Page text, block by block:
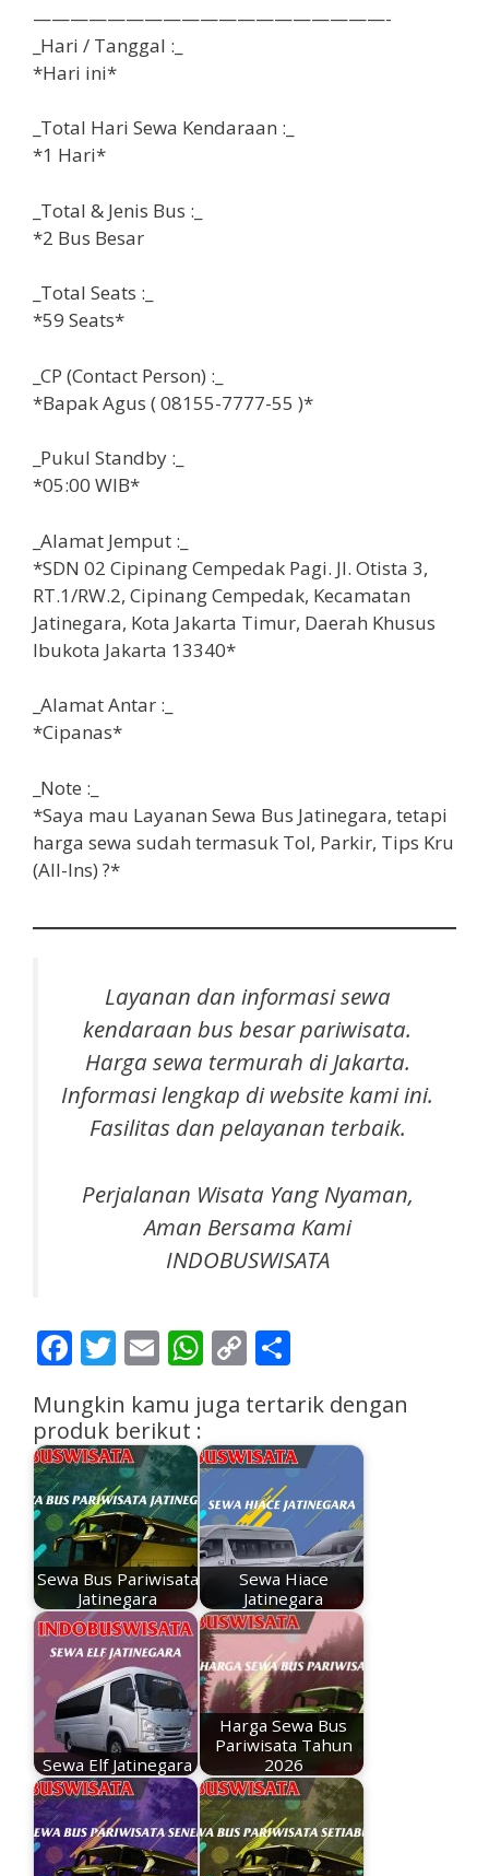
———————————————————-
_Hari / Tanggal :_
*Hari ini*
_Total Hari Sewa Kendaraan :_
*1 Hari*
_Total & Jenis Bus :_
*2 Bus Besar
_Total Seats :_
*59 Seats*
_CP (Contact Person) :_
*Bapak Agus ( 08155-7777-55 )*
_Pukul Standby :_
*05:00 WIB*
_Alamat Jemput :_
*SDN 02 Cipinang Cempedak Pagi. Jl. Otista 3,
RT.1/RW.2, Cipinang Cempedak, Kecamatan
Jatinegara, Kota Jakarta Timur, Daerah Khusus
Ibukota Jakarta 13340*
_Alamat Antar :_
*Cipanas*
_Note :_
*Saya mau Layanan Sewa Bus Jatinegara, tetapi
harga sewa sudah termasuk Tol, Parkir, Tips Kru
(All-Ins) ?*
Layanan dan informasi sewa
kendaraan bus besar pariwisata.
Harga sewa termurah di Jakarta.
Informasi lengkap di website kami ini.
Fasilitas dan pelayanan terbaik.
Perjalanan Wisata Yang Nyaman,
Aman Bersama Kami
INDOBUSWISATA
F
e
b
o
o
k
T
itt
er
E
ai
l
W
at
s
A
p
p
C
p
y
Li
n
k
ar
e
Mungkin kamu juga tertarik dengan
produk berikut :
Sewa Bus Pariwisata
Jatinegara
Sewa Hiace
Jatinegara
Sewa Elf Jatinegara
Harga Sewa Bus
Pariwisata Tahun
2026